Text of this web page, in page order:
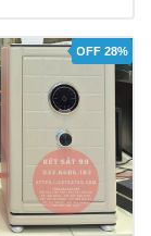
OFF 28%